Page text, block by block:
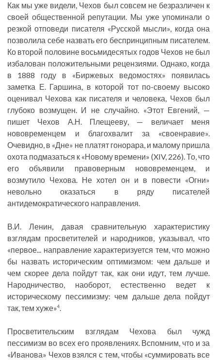
Как мы уже видели, Чехов был совсем не безразличен к
своей общественной репутации. Мы уже упоминали о
резкой отповеди писателя «Русской мысли», когда она
позволила себе назвать его беспринципным писателем.
Ко второй половине восьмидесятых годов Чехов не был
избалован положительными рецензиями. Однако, когда
в 1888 году в «Биржевых ведомостях» появилась
заметка Е. Гаршина, в которой тот по-своему высоко
оценивал Чехова как писателя и человека, Чехов был
глубоко возмущен. И не случайно. «Этот Евгений, —
пишет Чехов А.Н. Плещееву, — величает меня
нововременцем и благохвалит за «своенравие».
Очевидно, в «Дне» не платят гонорара, и малому пришла
охота подмазаться к «Новому времени» (XIV, 226). То, что
его объявили правоверным нововременцем, и
возмутило Чехова. Не хотел он и в повести «Огни»
невольно оказаться в ряду писателей
антидемократического направления.
В.И. Ленин, давая сравнительную характеристику
взглядам просветителей и народников, указывал, что
«первое... направление характеризуется тем, что можно
бы назвать историческим оптимизмом: чем дальше и
чем скорее дела пойдут так, как они идут, тем лучше.
Народничество, наоборот, естественно ведет к
историческому пессимизму: чем дальше дела пойдут
так, тем хуже»4.
Просветительским взглядам Чехова был чужд
пессимизм во всех его проявлениях. Вспомним, что и за
«Иванова» Чехов взялся с тем, чтобы «суммировать все